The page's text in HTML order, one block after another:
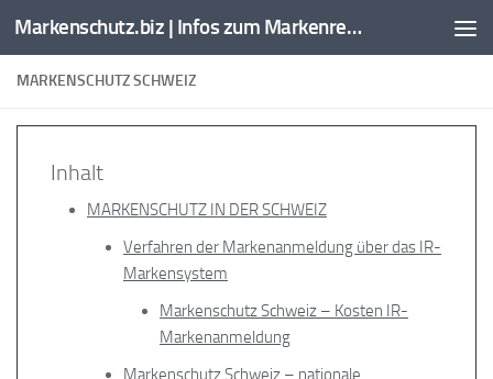
Zum Inhalt springen Markenschutz.biz | Infos zum Markenrecht, Kennzeichenrecht
MARKENSCHUTZ SCHWEIZ
Inhalt
MARKENSCHUTZ IN DER SCHWEIZ
Verfahren der Markenanmeldung über das IR-
Markensystem
Markenschutz Schweiz – Kosten IR-
Markenanmeldung
Markenschutz Schweiz – nationale